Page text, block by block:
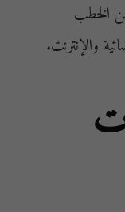
الخطب
والإنترنت.